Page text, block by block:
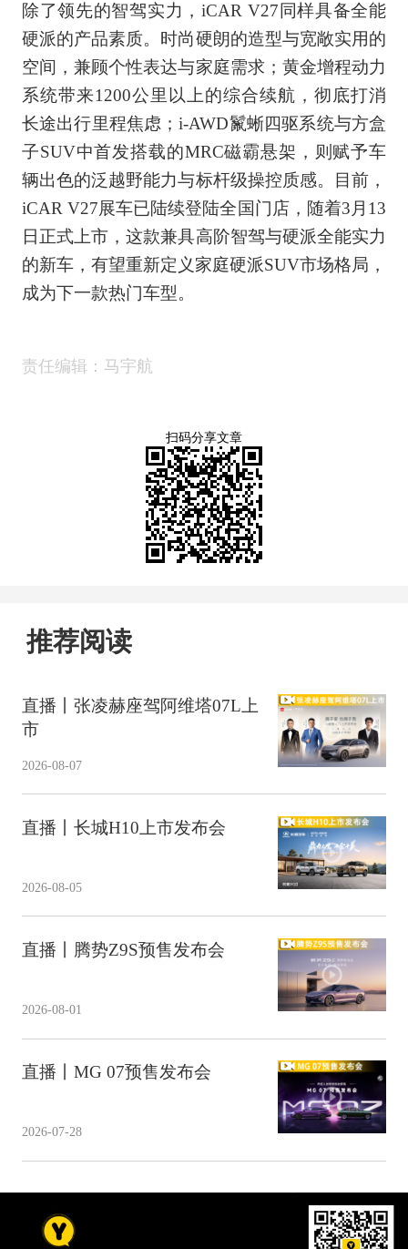
除了领先的智驾实力，iCAR V27同样具备全能
硬派的产品素质。时尚硬朗的造型与宽敞实用的
空间，兼顾个性表达与家庭需求；黄金增程动力
系统带来1200公里以上的综合续航，彻底打消
长途出行里程焦虑；i‑AWD鬣蜥四驱系统与方盒
子SUV中首发搭载的MRC磁霸悬架，则赋予车
辆出色的泛越野能力与标杆级操控质感。目前，
iCAR V27展车已陆续登陆全国门店，随着3月13
日正式上市，这款兼具高阶智驾与硬派全能实力
的新车，有望重新定义家庭硬派SUV市场格局，
成为下一款热门车型。
责任编辑：马宇航
扫码分享文章
推荐阅读
直播丨张凌赫座驾阿维塔07L上
市
2026-08-07
直播丨长城H10上市发布会
2026-08-05
直播丨腾势Z9S预售发布会
2026-08-01
直播丨MG 07预售发布会
2026-07-28